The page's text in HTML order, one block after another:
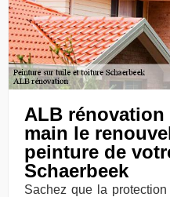
ALB
main le
peinture de
Schaerbeek
Sachez que la